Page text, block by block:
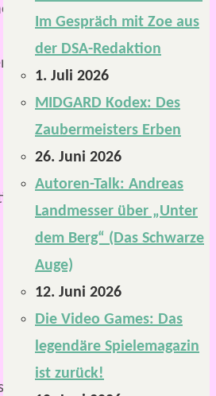
Im Gespräch mit Zoe aus
der DSA-Redaktion
1. Juli 2026
MIDGARD Kodex: Des
Zaubermeisters Erben
26. Juni 2026
Autoren-Talk: Andreas
Landmesser über „Unter
dem Berg“ (Das Schwarze
Auge)
12. Juni 2026
Die Video Games: Das
legendäre Spielemagazin
ist zurück!